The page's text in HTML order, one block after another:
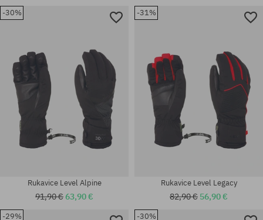
-30%
Rukavice Level Alpine
91,90 €63,90 €
-31%
Rukavice Level Legacy
82,90 € 56,90 €
-29% -30%